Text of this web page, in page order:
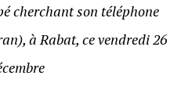
cherchant son téléphone
à Rabat, ce vendredi 26